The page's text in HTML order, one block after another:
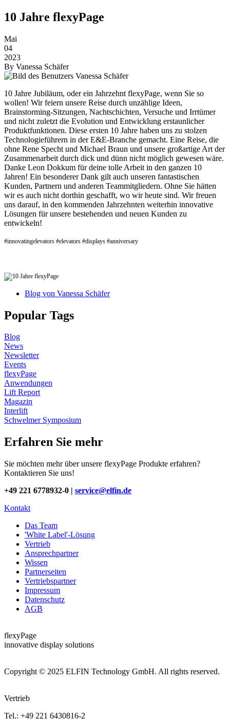
10 Jahre flexyPage
Mai
04
2023
By Vanessa Schäfer
10 Jahre Jubiläum, oder ein Jahrzehnt flexyPage, wenn Sie so
wollen! Wir feiern unsere Reise durch unzählige Ideen,
Brainstorming-Sitzungen, Nachtschichten, Versuche und Irrtümer
und nicht zuletzt die Evolution und Entwicklung erstaunlicher
Produktfunktionen. Diese ersten 10 Jahre haben uns zu stolzen
Technologieführern in der E&E-Branche gemacht. Eine Reise, die
ohne Rene Specht und Michael Braun und unsere großartige Art der
Zusammenarbeit durch dick und dünn nicht möglich gewesen wäre.
Danke Leon Dokkum für deine tolle Arbeit in den ganzen 10
Jahren! Ein besonderer Dank gilt auch unseren fantastischen
Kunden, Partnern und anderen Teammitgliedern. Ohne Sie hätten
wir es auch nicht dorthin geschafft, wo wir heute sind. Wir freuen
uns darauf, in den kommenden Jahrzehnten weiterhin innovative
Lösungen für unsere bestehenden und neuen Kunden zu
entwickeln!
#innovatingelevators #elevators #displays #anniversary
Blog von Vanessa Schäfer
Popular Tags
Blog
News
Newsletter
Events
flexyPage
Anwendungen
Lift Report
Magazin
Interlift
Schwelmer Symposium
Erfahren Sie mehr
Sie möchten mehr über unsere flexyPage Produkte erfahren?
Kontaktieren Sie uns!
+49 221 6778932-0 | service@elfin.de
Kontakt
Das Team
'White Label'-Lösung
Vertrieb
Ansprechpartner
Wissen
Partnerseiten
Vertriebspartner
Impressum
Datenschutz
AGB
flexyPage
innovative display solutions
Copyright © 2025 ELFIN Technology GmbH. All rights reserved.
Vertrieb
Tel.: +49 221 6430816-2